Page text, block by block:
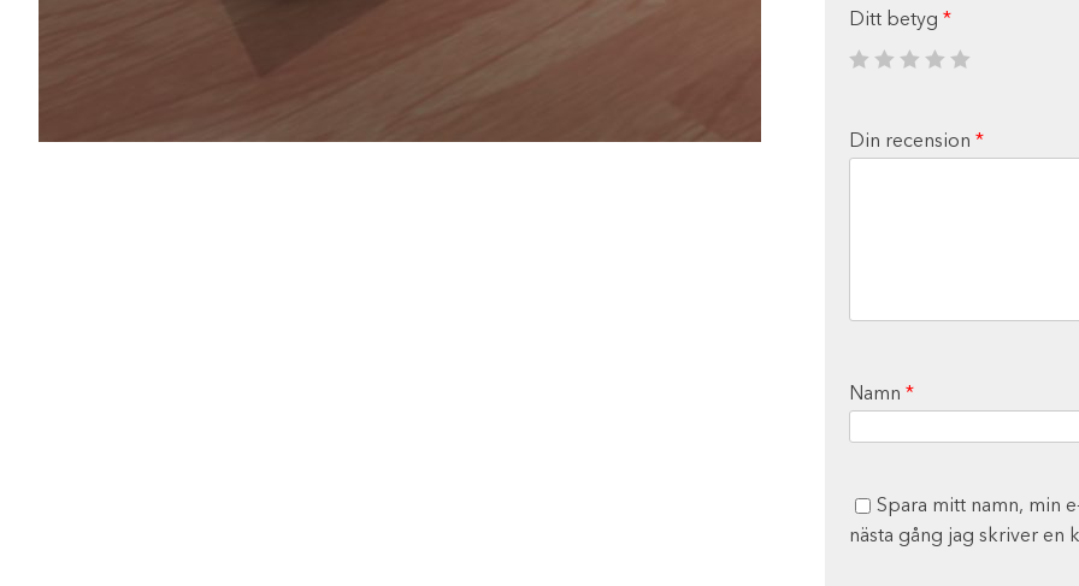
Ditt betyg *
Din recension *
Namn *
Spara mitt namn, min
nästa gång jag skriver en